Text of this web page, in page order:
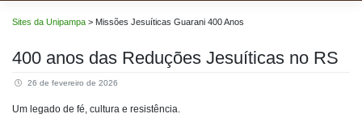
Sites da Unipampa > Missões Jesuíticas Guarani 400 Anos
400 anos das Reduções Jesuíticas no RS
26 de fevereiro de 2026
Um legado de fé, cultura e resistência.